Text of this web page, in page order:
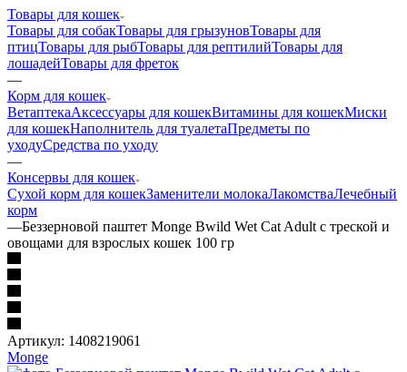
Товары для кошек
Товары для собакТовары для грызуновТовары для
птицТовары для рыбТовары для рептилийТовары для
лошадейТовары для фреток
—
Корм для кошек
ВетаптекаАксессуары для кошекВитамины для кошекМиски
для кошекНаполнитель для туалетаПредметы по
уходуСредства по уходу
—
Консервы для кошек
Сухой корм для кошекЗаменители молокаЛакомстваЛечебный
корм
—Беззерновой паштет Monge Bwild Wet Cat Adult с треской и
овощами для взрослых кошек 100 гр
Артикул: 1408219061
Monge